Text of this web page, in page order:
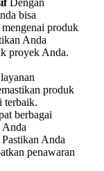
bisa
produk
Anda
proyek Anda.
produk
terbaik.
berbagai
Anda
Anda
penawaran